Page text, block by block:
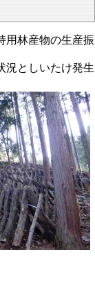
用林産物の生産振
況としいたけ発生